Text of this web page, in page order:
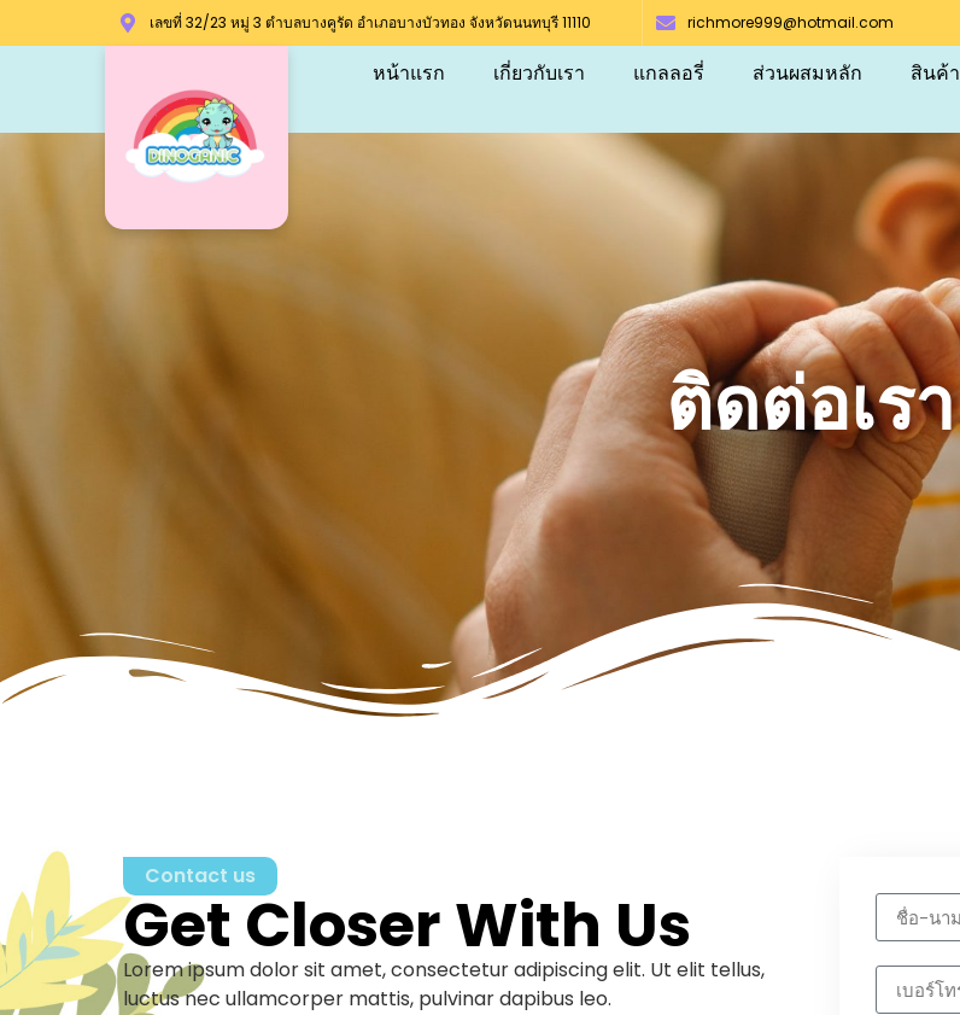
เลขที่ 32/23 หมู่ 3 ตำบลบางคูรัด อำเภอบางบัวทอง จังหวัดนนทบุรี 11110 richmore999@hotmail.com
หน้าแรก เกี่ยวกับเรา แกลลอรี่ ส่วนผสมหลัก สินค้า
ติดต่อเรา
Contact us
Get Closer With Us
Lorem ipsum dolor sit amet, consectetur adipiscing elit. Ut elit tellus,
luctus nec ullamcorper mattis, pulvinar dapibus leo.